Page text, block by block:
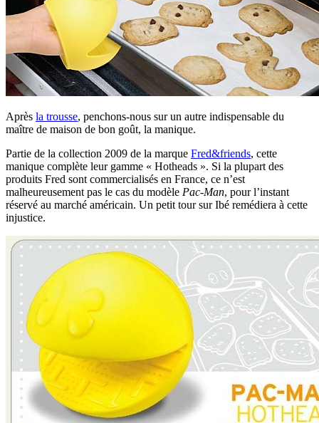
Après la trousse, penchons-nous sur un autre indispensable du
maître de maison de bon goût, la manique.
Partie de la collection 2009 de la marque Fred&friends, cette
manique complète leur gamme « Hotheads ». Si la plupart des
produits Fred sont commercialisés en France, ce n’est
malheureusement pas le cas du modèle Pac-Man, pour l’instant
réservé au marché américain. Un petit tour sur Ibé remédiera à cette
injustice.